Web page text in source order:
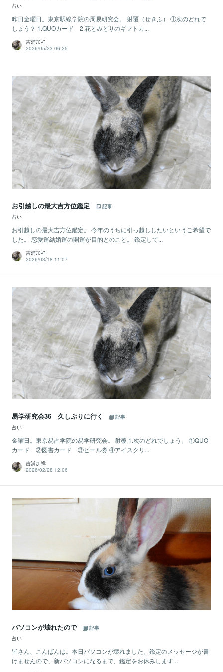
占い
昨日金曜日。東京駅線学院の周易研究会。 射覆（せきふ） ①次のどれで
しょう？ 1.QUOカード 2.花とみどりのギフトカ...
吉浦加祥
2026/05/23 06:25
お引越しの最大吉方位鑑定
記事
占い
お引越しの最大吉方位鑑定。 今年のうちに引っ越ししたいというご希望で
した。 恋愛運結婚運の開運が目的とのこと。 鑑定して...
吉浦加祥
2026/03/18 11:07
易学研究会36 久しぶりに行く
記事
占い
金曜日。東京易占学院の易学研究会。 射覆 1.次のどれでしょう。 ①QUO
カード ②図書カード ③ビール券 ④アイスクリ...
吉浦加祥
2026/02/28 12:06
パソコンが壊れたので
記事
占い
皆さん、こんばんは。本日パソコンが壊れました。鑑定のメッセージが書
けませんので、新パソコンになるまで、鑑定をお休みします...